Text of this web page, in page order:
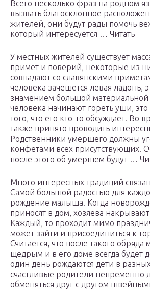
Всего несколько фраз на родном
вызвать благосклонное
жителей, они будут рады помочь
который интересуется … Читать
У местных жителей существует
примет и поверий, некоторые из
совпадают со славянскими
человека зачешется левая ладонь,
знамением большой материальной
человека начинают гореть уши,
того, что его кто-то обсуждает. Во
также принято проводить
Родственники умершего должны
конфетами всех присутствующих.
после этого об умершем будут …
Много интересных традиций
Самой большой радостью для
рождение малыша. Когда
приносят в дом, хозяева
Каждый, то проходит мимо
может зайти и присоединиться к
Считается, что после такого
щедрым и в его доме всегда будет
один день рождаются дети в
счастливые родители непременно
обменяться друг с другом